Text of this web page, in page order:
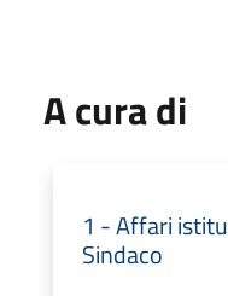
A cura di
1 - Affari
Sindaco